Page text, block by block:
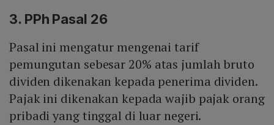
3. PPh Pasal 26
Pasal ini mengatur mengenai tarif
pemungutan sebesar 20% atas jumlah bruto
dividen dikenakan kepada penerima dividen.
Pajak ini dikenakan kepada wajib pajak orang
pribadi yang tinggal di luar negeri.